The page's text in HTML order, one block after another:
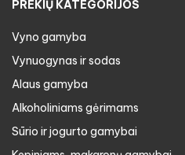
PREKIŲ KATEGORIJOS
Vyno gamyba
Vynuogynas ir sodas
Alaus gamyba
Alkoholiniams gėrimams
Sūrio ir jogurto gamybai